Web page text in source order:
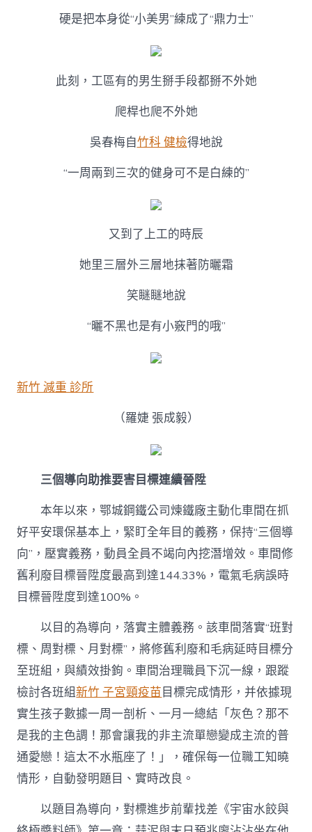
硬是把本身從“小美男”練成了“鼎力士”
此刻，工區有的男生掰手段都掰不外她
爬桿也爬不外她
吳春梅自竹科 健檢得地說
“一周兩到三次的健身可不是白練的”
又到了上工的時辰
她里三層外三層地抹著防曬霜
笑瞇瞇地說
“曬不黑也是有小竅門的哦”
新竹 減重 診所
（羅婕 張成毅）
三個導向助推要害目標連續晉陞
本年以來，鄂城鋼鐵公司煉鐵廠主動化車間在抓
好平安環保基本上，緊盯全年目的義務，保持“三個導
向”，壓實義務，動員全員不竭向內挖潛增效。車間修
舊利廢目標晉陞度最高到達144.33%，電氣毛病誤時
目標晉陞度到達100%。
以目的為導向，落實主體義務。該車間落實“班對
標、周對標、月對標”，將修舊利廢和毛病延時目標分
至班組，與績效掛鉤。車間治理職員下沉一線，跟蹤
檢討各班組新竹 子宮頸疫苗 目標完成情形，并依據現
實生孩子數據一周一剖析、一月一總結「灰色？那不
是我的主色調！那會讓我的非主流單戀變成主流的普
通愛戀！這太不水瓶座了！」，確保每一位職工知曉
情形，自動發明題目、實時改良。
以題目為導向，對標進步前輩找差《宇宙水餃與